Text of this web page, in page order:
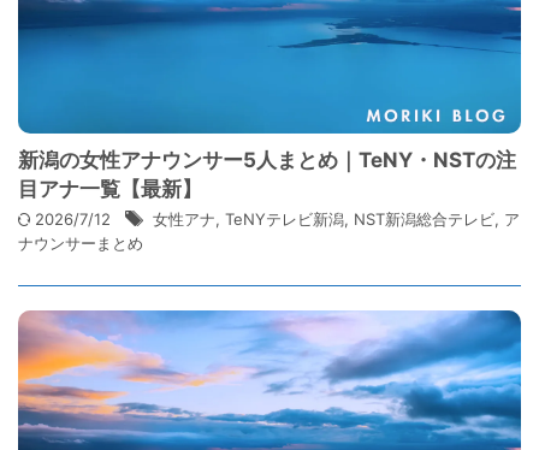
新潟の女性アナウンサー5人まとめ｜TeNY・NSTの注
目アナ一覧【最新】
2026/7/12 女性アナ, TeNYテレビ新潟, NST新潟総合テレビ, ア
ナウンサーまとめ